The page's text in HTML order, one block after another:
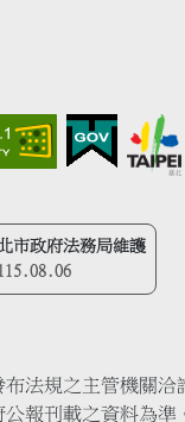
市政府法務局維護
法規之主管機關洽
報刊載之資料為準